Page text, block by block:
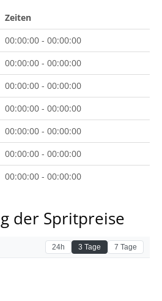
Zeiten
00:00:00 - 00:00:00
00:00:00 - 00:00:00
00:00:00 - 00:00:00
00:00:00 - 00:00:00
00:00:00 - 00:00:00
00:00:00 - 00:00:00
00:00:00 - 00:00:00
der Spritpreise